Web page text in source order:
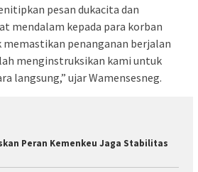
pesan dukacita dan
mendalam kepada para korban
memastikan penanganan berjalan
menginstruksikan kami untuk
langsung,” ujar Wamensesneg.
Peran Kemenkeu Jaga Stabilitas